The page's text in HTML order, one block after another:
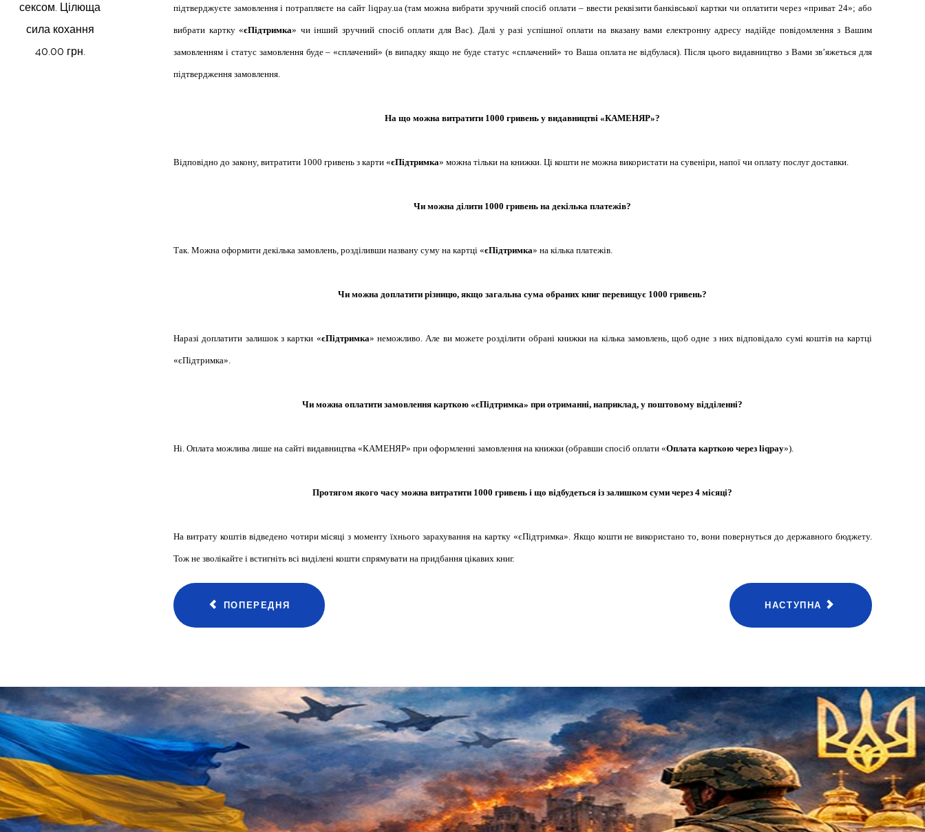
сексом. Цілюща
сила кохання
40.00 грн.
підтверджуєте замовлення і потрапляєте на сайт liqpay.ua (там можна вибрати зручний спосіб оплати – ввести реквізити банківської картки чи оплатити через «приват 24»; або
вибрати картку «єПідтримка» чи інший зручний спосіб оплати для Вас). Далі у разі успішної оплати на вказану вами електронну адресу надійде повідомлення з Вашим
замовленням і статус замовлення буде – «сплачений» (в випадку якщо не буде статус «сплачений» то Ваша оплата не відбулася). Після цього видавництво з Вами зв’яжеться для
підтвердження замовлення.
На що можна витратити 1000 гривень у видавництві «КАМЕНЯР»?
Відповідно до закону, витратити 1000 гривень з карти «єПідтримка» можна тільки на книжки. Ці кошти не можна використати на сувеніри, напої чи оплату послуг доставки.
Чи можна ділити 1000 гривень на декілька платежів?
Так. Можна оформити декілька замовлень, розділивши названу суму на картці «єПідтримка» на кілька платежів.
Чи можна доплатити різницю, якщо загальна сума обраних книг перевищує 1000 гривень?
Наразі доплатити залишок з картки «єПідтримка» неможливо. Але ви можете розділити обрані книжки на кілька замовлень, щоб одне з них відповідало сумі коштів на картці
«єПідтримка».
Чи можна оплатити замовлення карткою «єПідтримка» при отриманні, наприклад, у поштовому відділенні?
Ні. Оплата можлива лише на сайті видавництва «КАМЕНЯР» при оформленні замовлення на книжки (обравши спосіб оплати «Оплата карткою через liqpay»).
Протягом якого часу можна витратити 1000 гривень і що відбудеться із залишком суми через 4 місяці?
На витрату коштів відведено чотири місяці з моменту їхнього зарахування на картку «єПідтримка». Якщо кошти не використано то, вони повернуться до державного бюджету.
Тож не зволікайте і встигніть всі виділені кошти спрямувати на придбання цікавих книг.
ПОПЕРЕДНЯ НАСТУПНА